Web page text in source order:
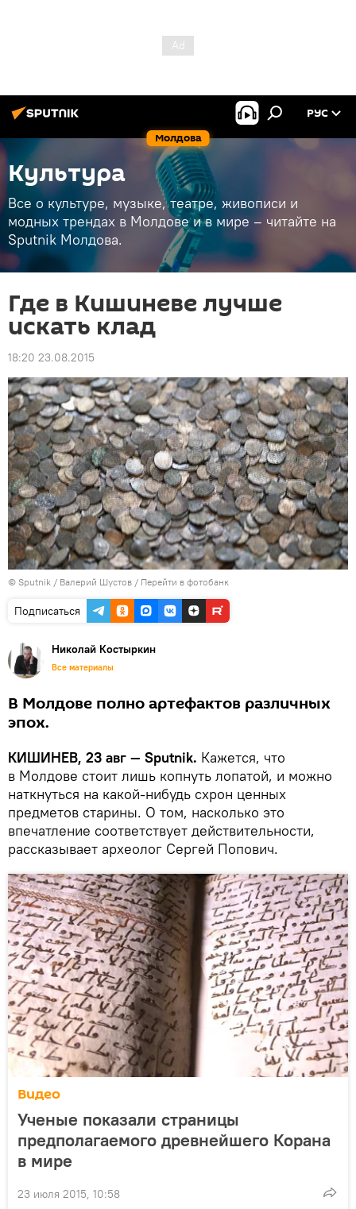
Молдова
РУС
Культура
Все о культуре, музыке, театре, живописи и
модных трендах в Молдове и в мире – читайте на
Sputnik Молдова.
Где в Кишиневе лучше
искать клад
18:20 23.08.2015
© Sputnik / Валерий Шустов / Перейти в фотобанк
Подписаться
Николай Костыркин
Все материалы
В Молдове полно артефактов различных
эпох.
КИШИНЕВ, 23 авг — Sputnik. Кажется, что
в Молдове стоит лишь копнуть лопатой, и можно
наткнуться на какой-нибудь схрон ценных
предметов старины. О том, насколько это
впечатление соответствует действительности,
рассказывает археолог Сергей Попович.
Видео
Ученые показали страницы
предполагаемого древнейшего Корана
в мире
23 июля 2015, 10:58